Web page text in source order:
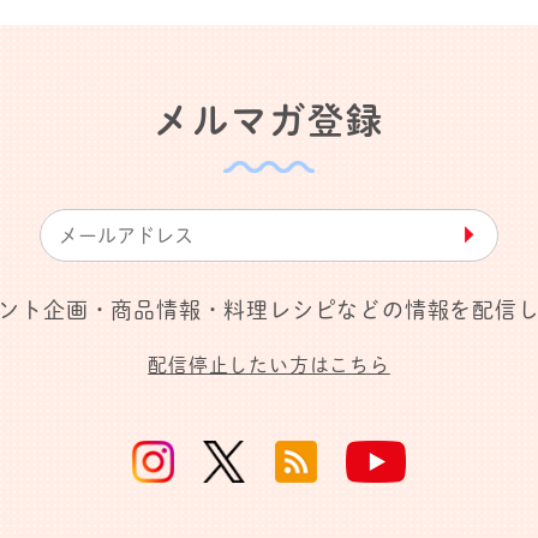
メルマガ登録
▶︎
ト企画・商品情報・料理レシピなどの情報を配信
配信停止したい方はこちら